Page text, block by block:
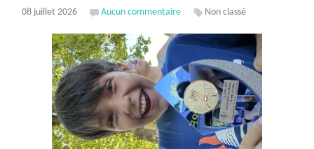
08 juillet 2026 Aucun commentaire Non classé